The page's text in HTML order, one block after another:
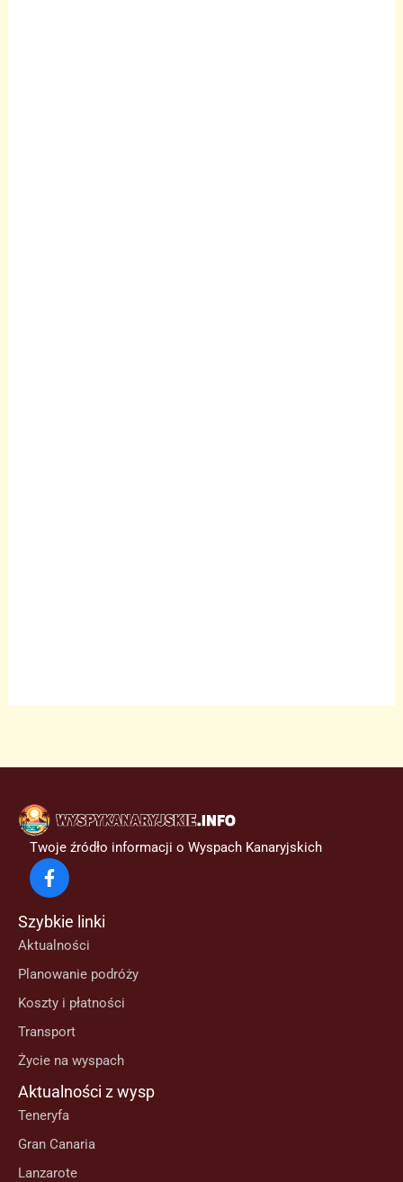
Twoje źródło informacji o Wyspach Kanaryjskich
Szybkie linki
Aktualności
Planowanie podróży
Koszty i płatności
Transport
Życie na wyspach
Aktualności z wysp
Teneryfa
Gran Canaria
Lanzarote